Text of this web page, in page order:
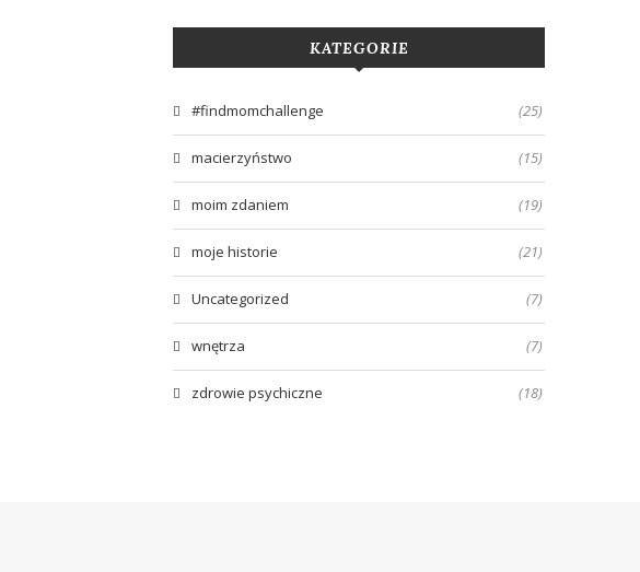
KATEGORIE
#findmomchallenge (25)
macierzyństwo (15)
moim zdaniem (19)
moje historie (21)
Uncategorized (7)
wnętrza (7)
zdrowie psychiczne (18)